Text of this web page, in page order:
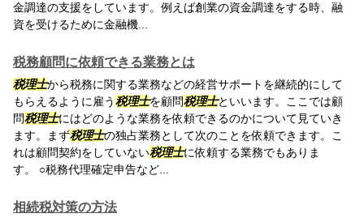
金調達の支援をしています。例えば創業の資金調達をする時、融
資を受けるために金融機...
税務顧問に依頼できる業務とは
税理士から税務に関する業務などの経営サポートを継続的にして
もらえるように雇う税理士を顧問税理士といいます。ここでは顧
問税理士にはどのような業務を依頼できるのかについて見ていき
ます。まず税理士の独占業務として次のことを依頼できます。こ
れは顧問契約をしていない税理士に依頼する業務でもありま
す。 ○税務代理確定申告など...
相続税対策の方法